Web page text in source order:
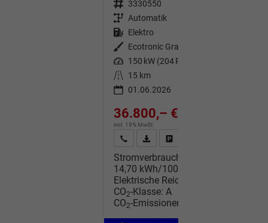
Fahrzeugnr. 3330550
Getriebe Automatik
Kraftstoff Elektro
Außenfarbe
Ecotronic Gray
Leistung 150 kW (204 PS)
Kilometerstand
15 km
01.06.2026
36.800,– €
incl. 19% MwSt.
Wir rufen Sie anFahrzeugexposé (PDF)
Stromverbrauch kombiniert:
14,70 kWh/100km
Elektrische Reichweite:
CO2-Klasse: A
CO2-Emissionen: